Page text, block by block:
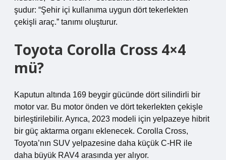
şudur: “Şehir içi kullanıma uygun dört tekerlekten
çekişli araç.” tanımı oluşturur.
Toyota Corolla Cross 4×4
mü?
Kaputun altında 169 beygir gücünde dört silindirli bir
motor var. Bu motor önden ve dört tekerlekten çekişle
birleştirilebilir. Ayrıca, 2023 modeli için yelpazeye hibrit
bir güç aktarma organı eklenecek. Corolla Cross,
Toyota’nın SUV yelpazesine daha küçük C-HR ile
daha büyük RAV4 arasında yer alıyor.